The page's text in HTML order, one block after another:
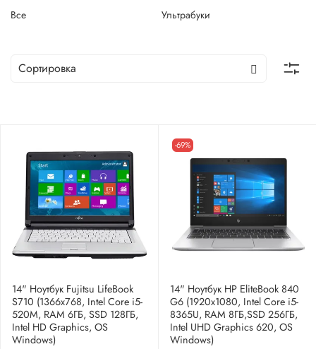
Все Ультрабуки
14" Ноутбук Fujitsu LifeBook
S710 (1366x768, Intel Core i5-
520M, RAM 6ГБ, SSD 128ГБ,
Intel HD Graphics, OS
Windows)
-69%
14" Ноутбук HP EliteBook 840
G6 (1920x1080, Intel Core i5-
8365U, RAM 8ГБ,SSD 256ГБ,
Intel UHD Graphics 620, OS
Windows)